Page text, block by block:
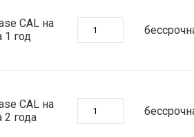
CAL на
1 год
CAL на
года